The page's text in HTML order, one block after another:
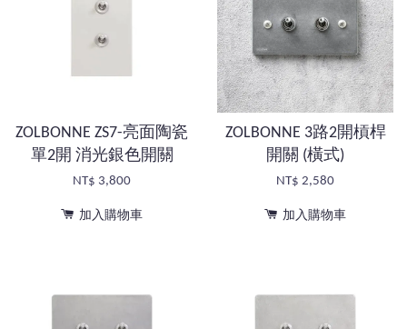
ZOLBONNE ZS7-亮面陶瓷
單2開 消光銀色開關
NT$ 3,800
加入購物車
ZOLBONNE 3路2開槓桿
開關 (橫式)
NT$ 2,580
加入購物車